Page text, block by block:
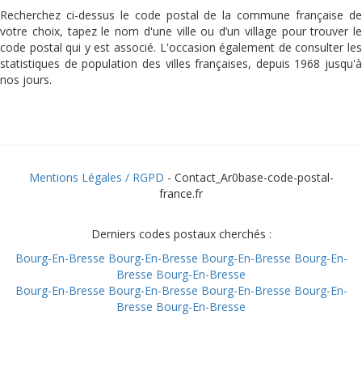
Recherchez ci-dessus le code postal de la commune française de
votre choix, tapez le nom d'une ville ou d’un village pour trouver le
code postal qui y est associé. L'occasion également de consulter les
statistiques de population des villes françaises, depuis 1968 jusqu'à
nos jours.
Mentions Légales / RGPD - Contact_Ar0base-code-postal-
france.fr
Derniers codes postaux cherchés :
Bourg-En-Bresse Bourg-En-Bresse Bourg-En-Bresse Bourg-En-
Bresse Bourg-En-Bresse
Bourg-En-Bresse Bourg-En-Bresse Bourg-En-Bresse Bourg-En-
Bresse Bourg-En-Bresse